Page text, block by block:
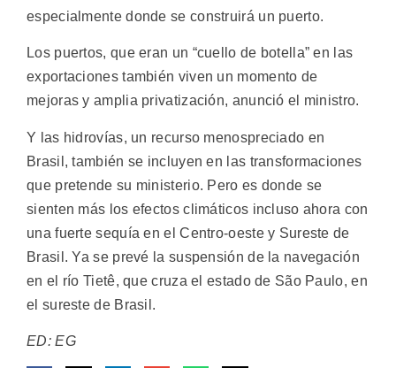
especialmente donde se construirá un puerto.
Los puertos, que eran un “cuello de botella” en las
exportaciones también viven un momento de
mejoras y amplia privatización, anunció el ministro.
Y las hidrovías, un recurso menospreciado en
Brasil, también se incluyen en las transformaciones
que pretende su ministerio. Pero es donde se
sienten más los efectos climáticos incluso ahora con
una fuerte sequía en el Centro-oeste y Sureste de
Brasil. Ya se prevé la suspensión de la navegación
en el río Tietê, que cruza el estado de São Paulo, en
el sureste de Brasil.
ED: EG